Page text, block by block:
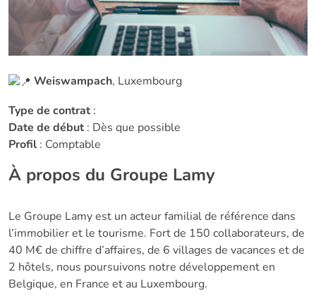
Weiswampach, Luxembourg
Type de contrat:
Date de début: Dès que possible
Profil : Comptable
À propos du Groupe Lamy
Le Groupe Lamy est un acteur familial de référence dans
l’immobilier et le tourisme. Fort de 150 collaborateurs, de
40 M€ de chiffre d’affaires, de 6 villages de vacances et de
2 hôtels, nous poursuivons notre développement en
Belgique, en France et au Luxembourg.